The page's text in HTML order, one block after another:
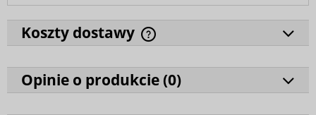
Koszty dostawy
Opinie o produkcie (0)